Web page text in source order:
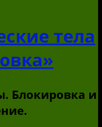
тела
Блокировка и